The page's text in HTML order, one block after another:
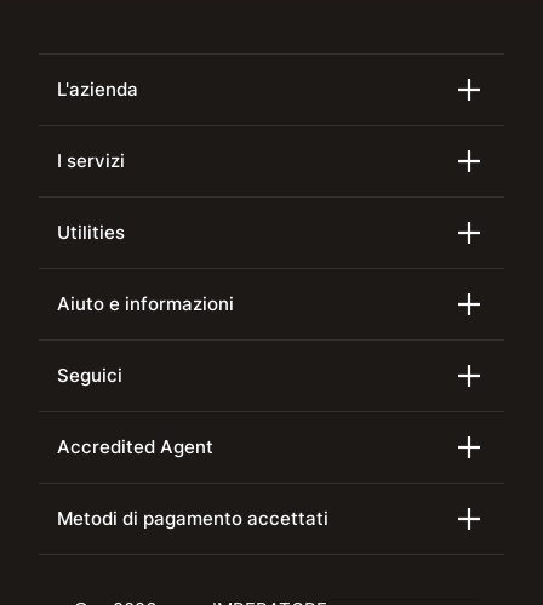
L'azienda
I servizi
Utilities
Aiuto e informazioni
Seguici
Accredited Agent
Metodi di pagamento accettati